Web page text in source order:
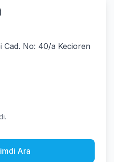
Cad. No: 40/a Kecioren
Ara